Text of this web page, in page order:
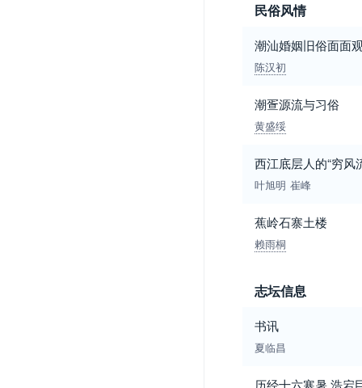
民俗风情
潮汕婚姻旧俗面面
陈汉初
潮疍源流与习俗
黄盛绥
西江底层人的“穷风
叶旭明 崔峰
蕉岭石寨土楼
赖雨桐
志坛信息
书讯
夏临昌
历经十六寒暑 浩